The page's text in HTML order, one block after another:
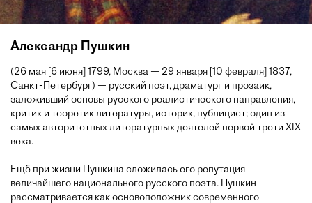
Александр Пушкин
(26 мая [6 июня] 1799, Москва — 29 января [10 февраля] 1837,
Санкт-Петербург) — русский поэт, драматург и прозаик,
заложивший основы русского реалистического направления,
критик и теоретик литературы, историк, публицист; один из
самых авторитетных литературных деятелей первой трети XIX
века.
Ещё при жизни Пушкина сложилась его репутация
величайшего национального русского поэта. Пушкин
рассматривается как основоположник современного